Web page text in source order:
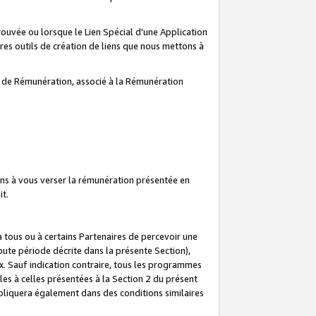
ou lorsque le Lien Spécial d'une Application
outils de création de liens que nous mettons à
Rémunération, associé à la Rémunération
à vous verser la rémunération présentée en
ou à certains Partenaires de percevoir une
période décrite dans la présente Section),
Sauf indication contraire, tous les programmes
à celles présentées à la Section 2 du présent
également dans des conditions similaires